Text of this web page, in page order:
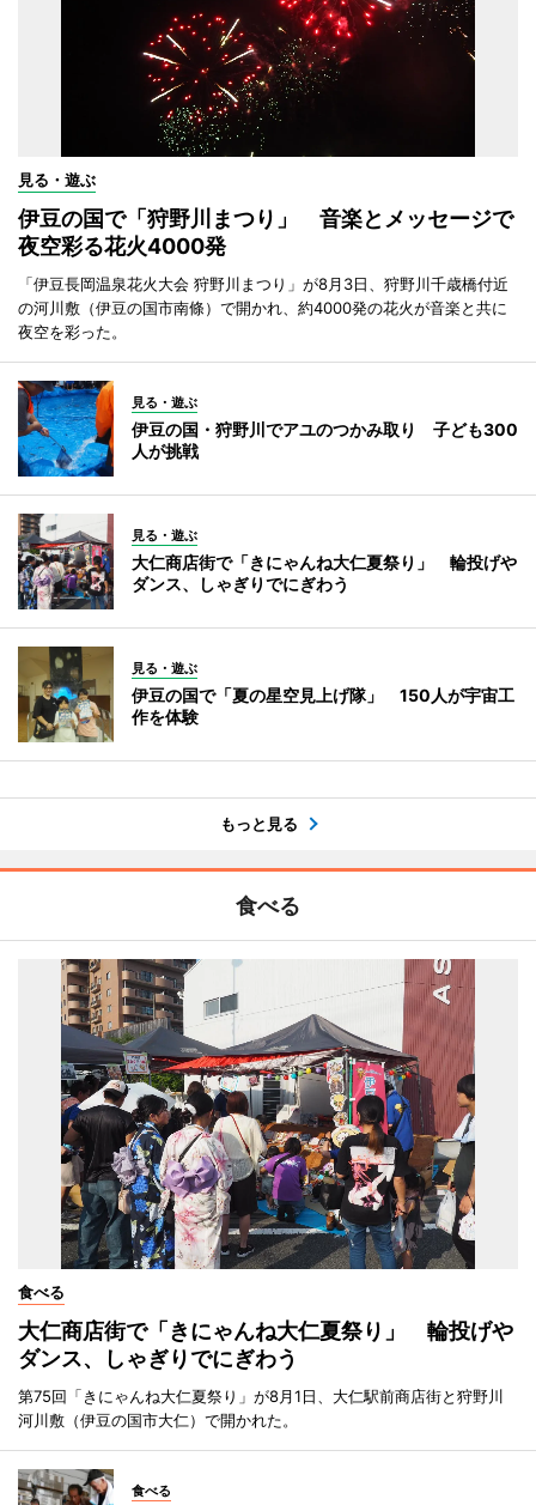
見る・遊ぶ
伊豆の国で「狩野川まつり」 音楽とメッセージで
夜空彩る花火4000発
「伊豆長岡温泉花火大会 狩野川まつり」が8月3日、狩野川千歳橋付近
の河川敷（伊豆の国市南條）で開かれ、約4000発の花火が音楽と共に
夜空を彩った。
見る・遊ぶ
伊豆の国・狩野川でアユのつかみ取り 子ども300
人が挑戦
見る・遊ぶ
大仁商店街で「きにゃんね大仁夏祭り」 輪投げや
ダンス、しゃぎりでにぎわう
見る・遊ぶ
伊豆の国で「夏の星空見上げ隊」 150人が宇宙工
作を体験
もっと見る
食べる
食べる
大仁商店街で「きにゃんね大仁夏祭り」 輪投げや
ダンス、しゃぎりでにぎわう
第75回「きにゃんね大仁夏祭り」が8月1日、大仁駅前商店街と狩野川
河川敷（伊豆の国市大仁）で開かれた。
食べる